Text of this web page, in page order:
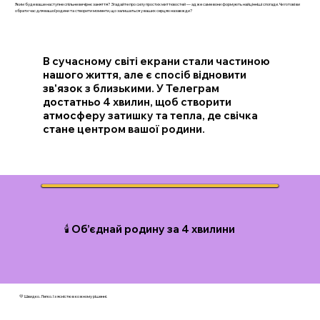
Яким буде ваше наступне спільне вечірнє заняття? Згадайте про силу простих миттєвостей — адже саме вони формують найцінніші спогади. Чи готові ви
обрати час для вашої родини та створити моменти, що залишаться у ваших серцях назавжди?
В сучасному світі екрани стали частиною
нашого життя, але є спосіб відновити
зв'язок з близькими. У Телеграм
достатньо 4 хвилин, щоб створити
атмосферу затишку та тепла, де свічка
стане центром вашої родини.
🕯️ Об’єднай родину за 4 хвилини
💛 Швидко. Легко. І з ясністю в кожному рішенні.